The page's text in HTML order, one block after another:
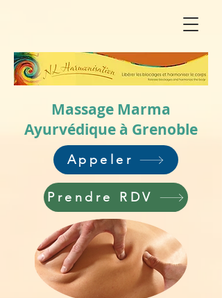
Massage Marma
Ayurvédique à Grenoble
Appeler
Prendre RDV